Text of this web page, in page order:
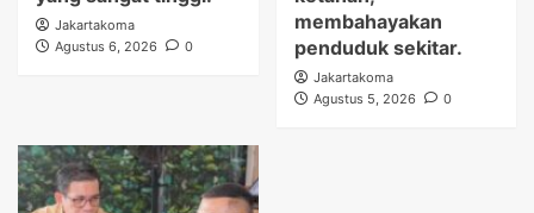
Jakartakoma
Agustus 6, 2026
0
membahayakan
penduduk sekitar.
Jakartakoma
Agustus 5, 2026
0